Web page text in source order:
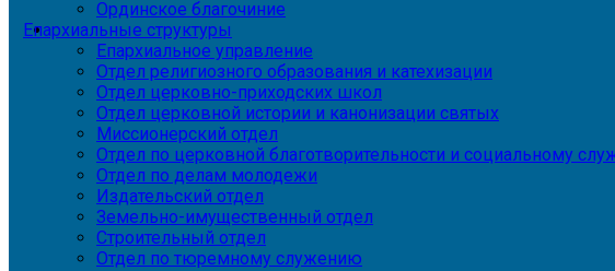
Ординское благочиние
Епархиальные структуры
Епархиальное управление
Отдел религиозного образования и катехизации
Отдел церковно-приходских школ
Отдел церковной истории и канонизации святых
Миссионерский отдел
Отдел по церковной благотворительности и социальному
Отдел по делам молодежи
Издательский отдел
Земельно-имущественный отдел
Строительный отдел
Отдел по тюремному служению